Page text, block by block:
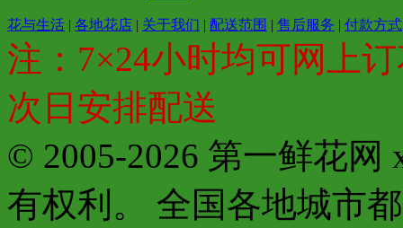
花与生活 | 各地花店 | 关于我们 | 配送范围 | 售后服务 | 付款方式
注：7×24小时均可网上
次日安排配送
© 2005-2026 第一鲜花网
有权利。 全国各地城市